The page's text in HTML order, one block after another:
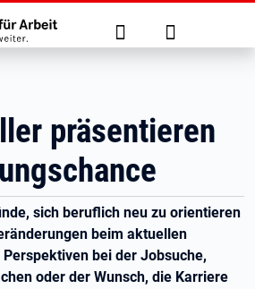
Suche Anmelden
präsentieren
sich beruflich neu zu orientieren
beim aktuellen
bei der Jobsuche,
oder der Wunsch, die Karriere